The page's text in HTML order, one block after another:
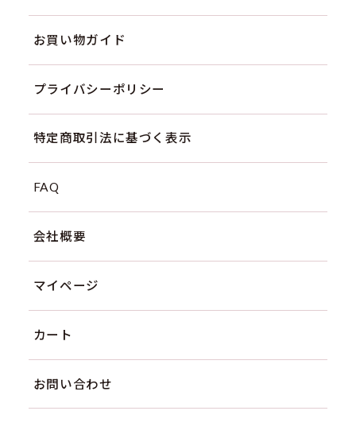
お買い物ガイド
プライバシーポリシー
特定商取引法に基づく表示
FAQ
会社概要
マイページ
カート
お問い合わせ